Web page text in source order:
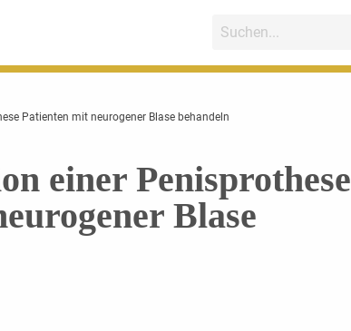
Patienten mit neurogener Blase behandeln
einer Penisprothese
Blase